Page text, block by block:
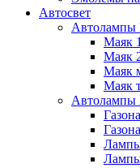
Автосвет
Маяк
Маяк
Маяк
Маяк
Автолампы
Лампы
Лампы